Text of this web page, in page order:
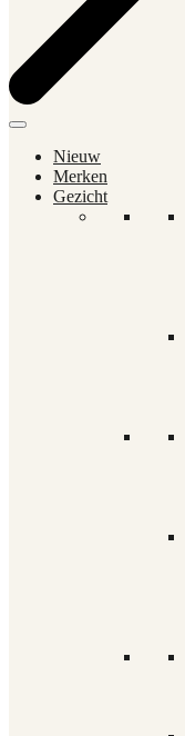
Nieuw
Merken
Gezicht